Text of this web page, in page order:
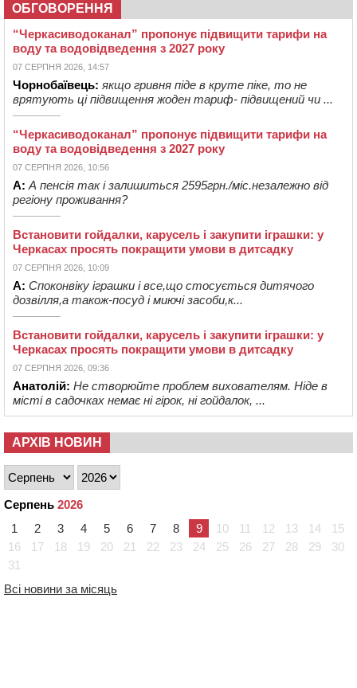
ОБГОВОРЕННЯ
“Черкасиводоканал” пропонує підвищити тарифи на
воду та водовідведення з 2027 року
07 СЕРПНЯ 2026, 14:57
Чорнобаївець: якщо гривня піде в круте піке, то не
врятують ці підвищення жоден тариф- підвищений чи ...
“Черкасиводоканал” пропонує підвищити тарифи на
воду та водовідведення з 2027 року
07 СЕРПНЯ 2026, 10:56
А: А пенсія так і залишиться 2595грн./міс.незалежно від
регіону проживання?
Встановити гойдалки, карусель і закупити іграшки: у
Черкасах просять покращити умови в дитсадку
07 СЕРПНЯ 2026, 10:09
А: Споконвіку іграшки і все,що стосується дитячого
дозвілля,а також-посуд і миючі засоби,к...
Встановити гойдалки, карусель і закупити іграшки: у
Черкасах просять покращити умови в дитсадку
07 СЕРПНЯ 2026, 09:36
Анатолій: Не створюйте проблем вихователям. Ніде в
місті в садочках немає ні гірок, ні гойдалок, ...
АРХІВ НОВИН
Серпень 2026
1
2 3 4 5 6 7 8 9 10 11 12 13 14
15
16
17 18 19 20 21 22 23 24 25 26 27 28 29
30
31
Всі новини за місяць